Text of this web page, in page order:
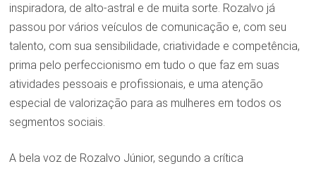
inspiradora, de alto-astral e de muita sorte. Rozalvo já
passou por vários veículos de comunicação e, com seu
talento, com sua sensibilidade, criatividade e competência,
prima pelo perfeccionismo em tudo o que faz em suas
atividades pessoais e profissionais, e uma atenção
especial de valorização para as mulheres em todos os
segmentos sociais.
A bela voz de Rozalvo Júnior, segundo a crítica